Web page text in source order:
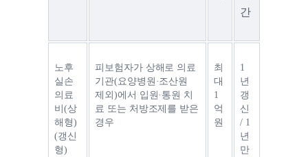
간
노후
실손
의료
비(상
해형)
(갱신
형)
피보험자가 상해로 의료
기관(요양병원·조산원
제외)에서 입원·통원 치
료 또는 처방조제를 받은
경우
최
대
1
억
원
1
년
갱
신
/ 1
년
만